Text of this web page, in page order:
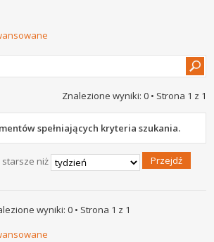
Znalezione wyniki: 0 • Strona 1 z 1
spełniających kryteria szukania.
niż
wyniki: 0 • Strona 1 z 1